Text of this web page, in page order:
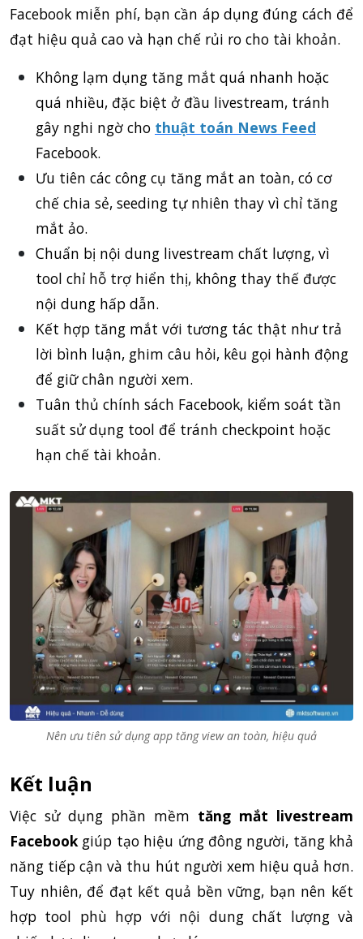
Facebook miễn phí, bạn cần áp dụng đúng cách để
đạt hiệu quả cao và hạn chế rủi ro cho tài khoản.
Không lạm dụng tăng mắt quá nhanh hoặc
quá nhiều, đặc biệt ở đầu livestream, tránh
gây nghi ngờ cho thuật toán News Feed
Facebook.
Ưu tiên các công cụ tăng mắt an toàn, có cơ
chế chia sẻ, seeding tự nhiên thay vì chỉ tăng
mắt ảo.
Chuẩn bị nội dung livestream chất lượng, vì
tool chỉ hỗ trợ hiển thị, không thay thế được
nội dung hấp dẫn.
Kết hợp tăng mắt với tương tác thật như trả
lời bình luận, ghim câu hỏi, kêu gọi hành động
để giữ chân người xem.
Tuân thủ chính sách Facebook, kiểm soát tần
suất sử dụng tool để tránh checkpoint hoặc
hạn chế tài khoản.
Nên ưu tiên sử dụng app tăng view an toàn, hiệu quả
Kết luận
Việc sử dụng phần mềm tăng mắt livestream
Facebookgiúp tạo hiệu ứng đông người, tăng khả
năng tiếp cận và thu hút người xem hiệu quả hơn.
Tuy nhiên, để đạt kết quả bền vững, bạn nên kết
hợp tool phù hợp với nội dung chất lượng và